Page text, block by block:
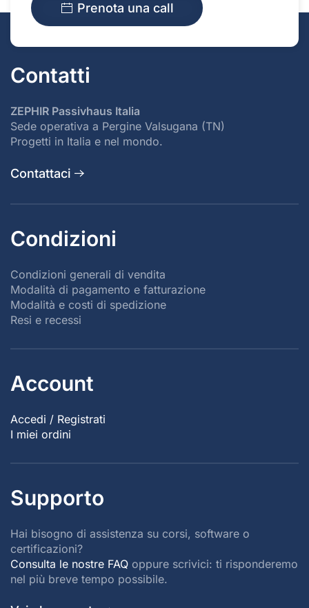
Prenota una call
Contatti
ZEPHIR Passivhaus Italia
Sede operativa a Pergine Valsugana (TN)
Progetti in Italia e nel mondo.
Contattaci
Condizioni
Condizioni generali di vendita
Modalità di pagamento e fatturazione
Modalità e costi di spedizione
Resi e recessi
Account
Accedi / Registrati
I miei ordini
Supporto
Hai bisogno di assistenza su corsi, software o
certificazioni?
Consulta le nostre FAQ oppure scrivici: ti risponderemo
nel più breve tempo possibile.